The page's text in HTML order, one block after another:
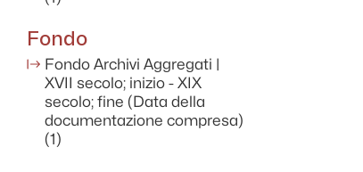
Fondo
Fondo Archivi Aggregati |
XVII secolo; inizio - XIX
secolo; fine (Data della
documentazione compresa)
(1)